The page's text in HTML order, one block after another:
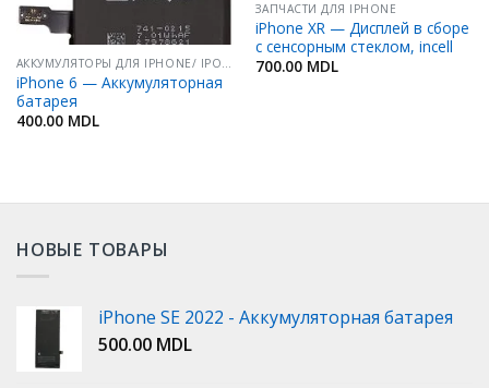
АККУМУЛЯТОРЫ ДЛЯ IPHONE/ IPOD/ IPAD
iPhone 6 — Аккумуляторная
батарея
400.00 MDL
ЗАПЧАСТИ ДЛЯ IPHONE
iPhone XR — Дисплей в сборе
с сенсорным стеклом, incell
700.00 MDL
НОВЫЕ ТОВАРЫ
iPhone SE 2022 - Аккумуляторная батарея
500.00 MDL